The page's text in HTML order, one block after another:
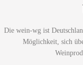
Die wein-wg ist
Möglichkeit, sich